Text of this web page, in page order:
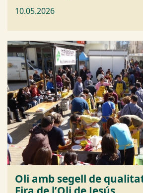
10.05.2026
Oli amb segell de